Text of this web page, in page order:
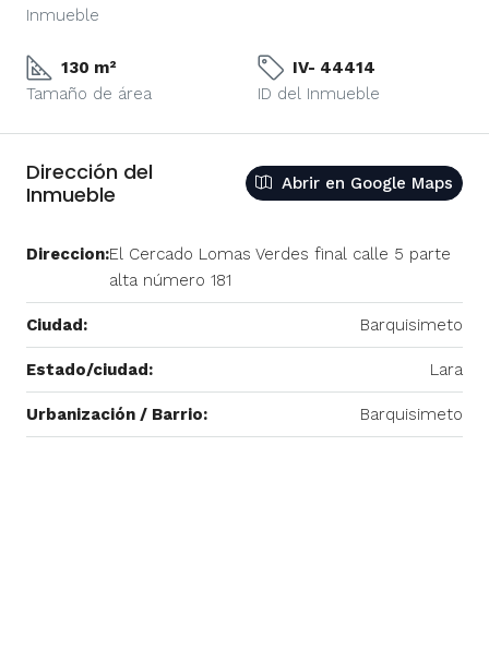
Inmueble
130 m²
Tamaño de área
IV- 44414
ID del Inmueble
Dirección del
Inmueble
Abrir en Google Maps
Direccion:El Cercado Lomas Verdes final calle 5 parte
alta número 181
Ciudad: Barquisimeto
Estado/ciudad: Lara
Urbanización / Barrio: Barquisimeto